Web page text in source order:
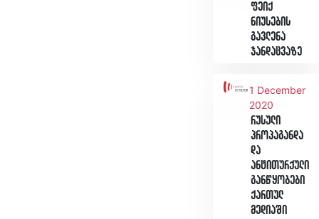
ფეიქ
ნიუსების
გავლენა
ჯანდაცვაზე
1 December
2020
რუსული
პროპაგანდა
და
ანტითურქული
განწყობები
ქართულ
მედიაში